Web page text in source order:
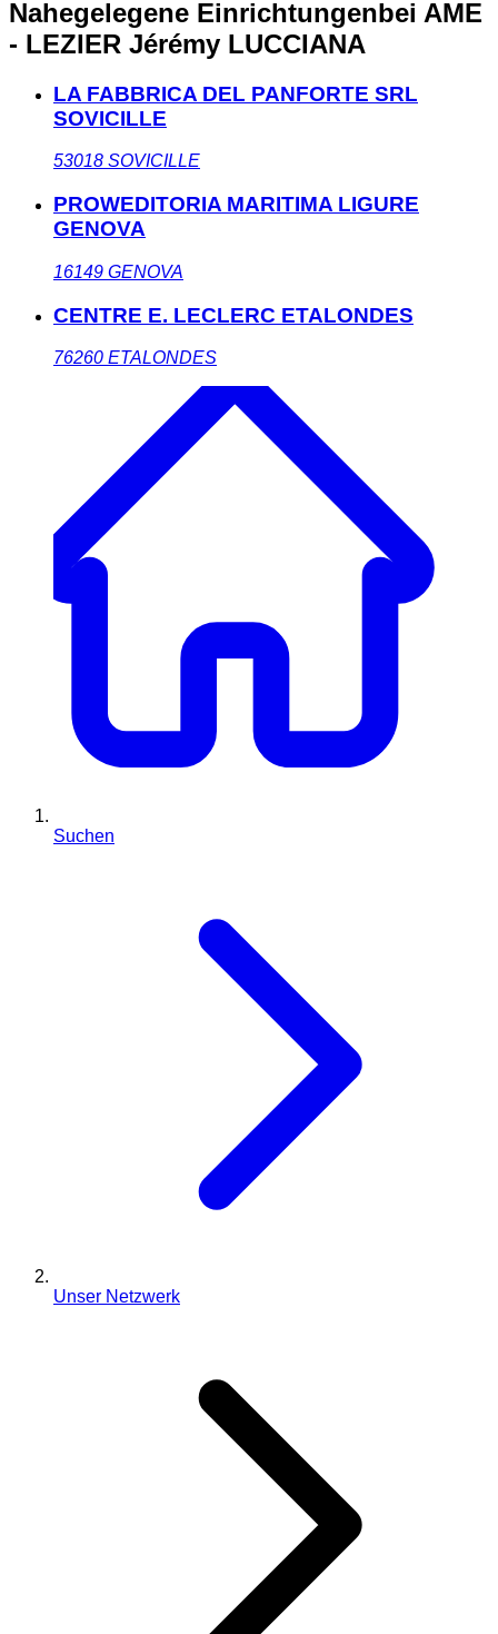
Nahegelegene Einrichtungenbei AME
- LEZIER Jérémy LUCCIANA
LA FABBRICA DEL PANFORTE SRL
SOVICILLE
53018 SOVICILLE
PROWEDITORIA MARITIMA LIGURE
GENOVA
16149 GENOVA
CENTRE E. LECLERC ETALONDES
76260 ETALONDES
Suchen
Unser Netzwerk